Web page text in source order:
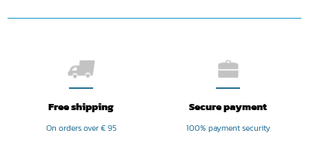
Free shipping
On orders over € 95
Secure payment
100% payment security